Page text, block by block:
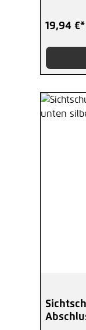
19,94 €*